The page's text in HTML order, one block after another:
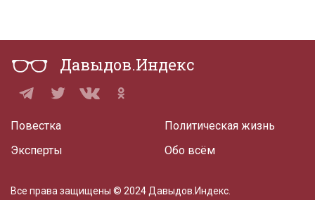
Давыдов.Индекс
Повестка
Эксперты
Политическая жизнь
Обо всём
Все права защищены © 2024 Давыдов.Индекс.